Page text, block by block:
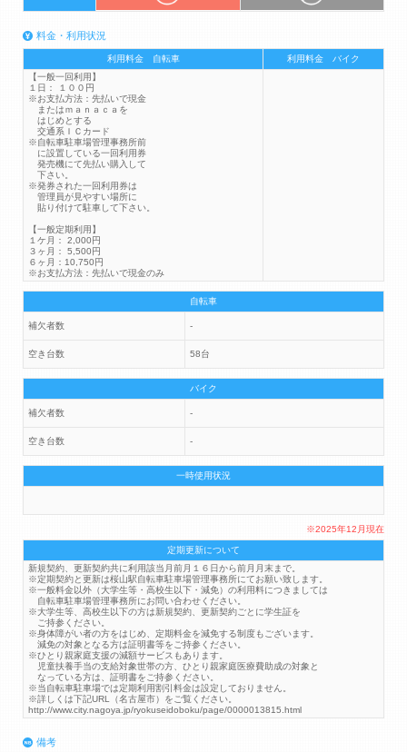
料金・利用状況
利用料金 自転車
利用料金 バイク
【一般一回利用】
１日： １００円
※お支払方法：先払いで現金
またはｍａｎａｃａを
はじめとする
交通系ＩＣカード
※自転車駐車場管理事務所前
に設置している一回利用券
発売機にて先払い購入して
下さい。
※発券された一回利用券は
管理員が見やすい場所に
貼り付けて駐車して下さい。
【一般定期利用】
１ケ月： 2,000円
３ヶ月： 5,500円
６ヶ月：10,750円
※お支払方法：先払いで現金のみ
自転車
補欠者数 -
空き台数 58台
バイク
補欠者数 -
空き台数 -
一時使用状況
※2025年12月現在
定期更新について
新規契約、更新契約共に利用該当月前月１６日から前月月末まで。
※定期契約と更新は桜山駅自転車駐車場管理事務所にてお願い致します。
※一般料金以外（大学生等・高校生以下・減免）の利用料につきましては
自転車駐車場管理事務所にお問い合わせください。
※大学生等、高校生以下の方は新規契約、更新契約ごとに学生証を
ご持参ください。
※身体障がい者の方をはじめ、定期料金を減免する制度もございます。
減免の対象となる方は証明書等をご持参ください。
※ひとり親家庭支援の減額サービスもあります。
児童扶養手当の支給対象世帯の方、ひとり親家庭医療費助成の対象と
なっている方は、証明書をご持参ください。
※当自転車駐車場では定期利用割引料金は設定しておりません。
※詳しくは下記URL（名古屋市）をご覧ください。
http://www.city.nagoya.jp/ryokuseidoboku/page/0000013815.html
備考